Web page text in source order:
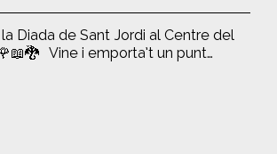
Diada de Sant Jordi al Centre del
Vine i emporta’t un punt…